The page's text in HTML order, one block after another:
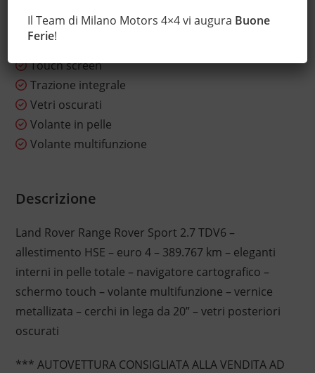
Specchietti laterali elettrici
Touch screen
Trazione integrale
Vetri oscurati
Volante in pelle
Volante multifunzione
Descrizione
Land Rover Range Rover Sport 2.7 TDV6 –
allestimento HSE – euro 4 – 389.767 km – eleganti
interni in pelle totale – navigatore cartografico –
schermo touch – volante multifunzione – vernice
metallizata – cerchi in lega da 20” – vetri posteriori
oscurati
*** AUTOVETTURA CONSIGLIATA ALLA VENDITA AD
Il Team di Milano Motors 4×4 vi augura Buone
Ferie!